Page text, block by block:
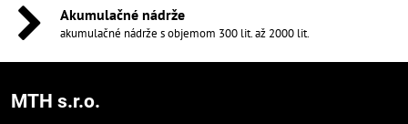
Akumulačné nádrže
akumulačné nádrže s objemom 300 lit. až 2000 lit.
MTH s.r.o.